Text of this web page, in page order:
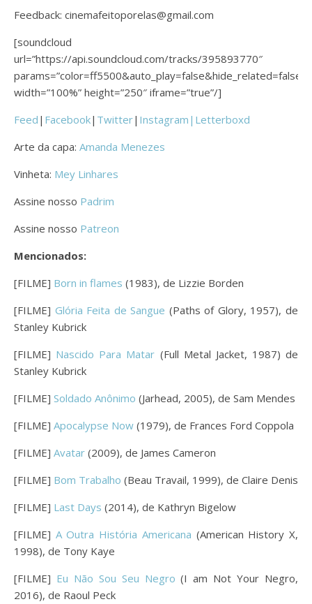
Feedback: cinemafeitoporelas@gmail.com
[soundcloud
url=”https://api.soundcloud.com/tracks/395893770″
width=”100%” height=”250″ iframe=”true”/]
Feed | Facebook| Twitter| Instagram| Letterboxd
Arte da capa: Amanda Menezes
Vinheta: Mey Linhares
Assine nosso Padrim
Assine nosso Patreon
Mencionados:
[FILME] Born in flames (1983), de Lizzie Borden
[FILME] Glória Feita de Sangue (Paths of Glory, 1957), de
Stanley Kubrick
[FILME] Nascido Para Matar (Full Metal Jacket, 1987) de
Stanley Kubrick
[FILME] Soldado Anônimo (Jarhead, 2005), de Sam Mendes
[FILME] Apocalypse Now (1979), de Frances Ford Coppola
[FILME] Avatar (2009), de James Cameron
[FILME] Bom Trabalho (Beau Travail, 1999), de Claire Denis
[FILME] Last Days (2014), de Kathryn Bigelow
[FILME] A Outra História Americana (American History X,
1998), de Tony Kaye
[FILME] Eu Não Sou Seu Negro (I am Not Your Negro,
2016), de Raoul Peck